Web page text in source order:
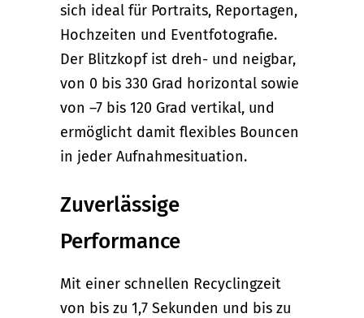
sich ideal für Portraits, Reportagen,
Hochzeiten und Eventfotografie.
Der Blitzkopf ist dreh- und neigbar,
von 0 bis 330 Grad horizontal sowie
von –7 bis 120 Grad vertikal, und
ermöglicht damit flexibles Bouncen
in jeder Aufnahmesituation.
Zuverlässige
Performance
Mit einer schnellen Recyclingzeit
von bis zu 1,7 Sekunden und bis zu